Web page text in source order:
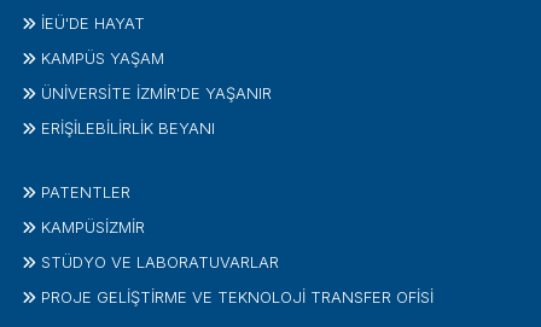
İEÜ'DE HAYAT
KAMPÜS YAŞAM
ÜNİVERSİTE İZMİR'DE YAŞANIR
ERİŞİLEBİLİRLİK BEYANI
PATENTLER
KAMPÜSİZMIR
STÜDYO VE LABORATUVARLAR
PROJE GELIŞTIRME VE TEKNOLOJI TRANSFER OFISI